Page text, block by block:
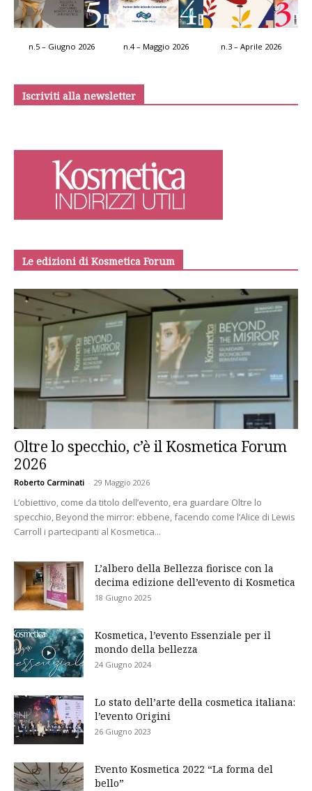
n.5 – Giugno 2026 n.4 – Maggio 2026 n.3 – Aprile 2026
Iscriviti alla newsletter
Le edizioni di Kosmetica Forum
Oltre lo specchio, c’è il Kosmetica Forum
2026
Roberto Carminati - 29 Maggio 2026
L’obiettivo, come da titolo dell’evento, era guardare Oltre lo
specchio, Beyond the mirror: ebbene, facendo come l’Alice di Lewis
Carroll i partecipanti al Kosmetica...
L’albero della Bellezza fiorisce con la
decima edizione dell’evento di Kosmetica
18 Giugno 2025
Kosmetica, l’evento Essenziale per il
mondo della bellezza
24 Giugno 2024
Lo stato dell’arte della cosmetica italiana:
l’evento Origini
26 Giugno 2023
Evento Kosmetica 2022 “La forma del
bello”